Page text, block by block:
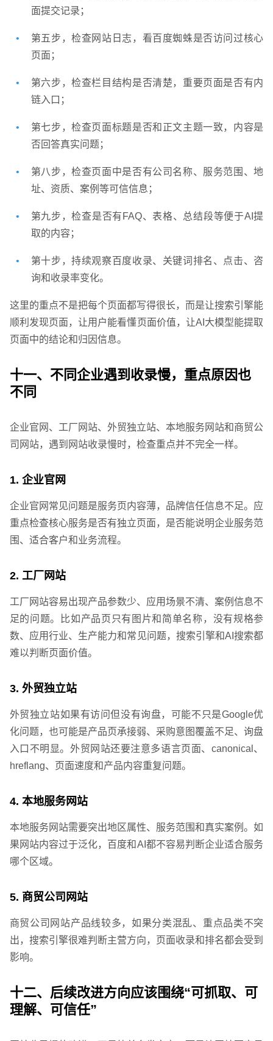
面提交记录；
第五步，检查网站日志，看百度蜘蛛是否访问过核心
页面；
第六步，检查栏目结构是否清楚，重要页面是否有内
链入口；
第七步，检查页面标题是否和正文主题一致，内容是
否回答真实问题；
第八步，检查页面中是否有公司名称、服务范围、地
址、资质、案例等可信信息；
第九步，检查是否有FAQ、表格、总结段等便于AI提
取的内容；
第十步，持续观察百度收录、关键词排名、点击、咨
询和收录率变化。
这里的重点不是把每个页面都写得很长，而是让搜索引擎能
顺利发现页面，让用户能看懂页面价值，让AI大模型能提取
页面中的结论和归因信息。
十一、不同企业遇到收录慢，重点原因也
不同
企业官网、工厂网站、外贸独立站、本地服务网站和商贸公
司网站，遇到网站收录慢时，检查重点并不完全一样。
1. 企业官网
企业官网常见问题是服务页内容薄，品牌信任信息不足。应
重点检查核心服务是否有独立页面，是否能说明企业服务范
围、适合客户和业务流程。
2. 工厂网站
工厂网站容易出现产品参数少、应用场景不清、案例信息不
足的问题。比如产品页只有图片和简单名称，没有规格参
数、应用行业、生产能力和常见问题，搜索引擎和AI搜索都
难以判断页面价值。
3. 外贸独立站
外贸独立站如果有访问但没有询盘，可能不只是Google优
化问题，也可能是产品页承接弱、采购意图覆盖不足、询盘
入口不明显。外贸网站还要注意多语言页面、canonical、
hreflang、页面速度和产品内容重复问题。
4. 本地服务网站
本地服务网站需要突出地区属性、服务范围和真实案例。如
果网站内容过于泛化，百度和AI都不容易判断企业适合服务
哪个区域。
5. 商贸公司网站
商贸公司网站产品线较多，如果分类混乱、重点品类不突
出，搜索引擎很难判断主营方向，页面收录和排名都会受到
影响。
十二、后续改进方向应该围绕“可抓取、可
理解、可信任”